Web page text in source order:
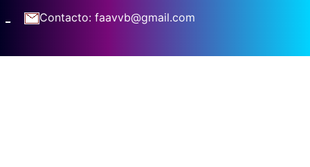
Contacto: faavvb@gmail.com